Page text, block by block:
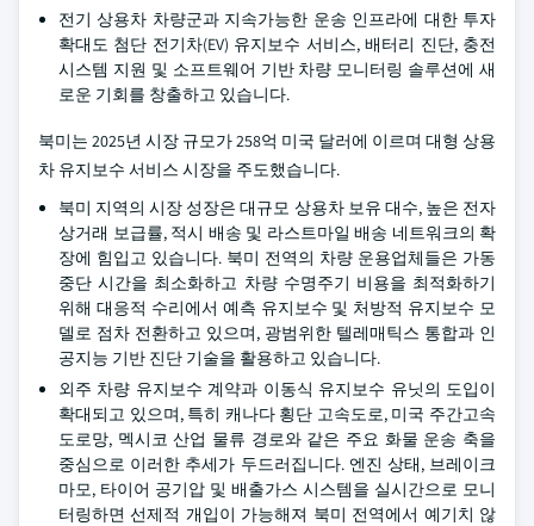
전기 상용차 차량군과 지속가능한 운송 인프라에 대한 투자
확대도 첨단 전기차(EV) 유지보수 서비스, 배터리 진단, 충전
시스템 지원 및 소프트웨어 기반 차량 모니터링 솔루션에 새
로운 기회를 창출하고 있습니다.
북미는 2025년 시장 규모가 258억 미국 달러에 이르며 대형 상용
차 유지보수 서비스 시장을 주도했습니다.
북미 지역의 시장 성장은 대규모 상용차 보유 대수, 높은 전자
상거래 보급률, 적시 배송 및 라스트마일 배송 네트워크의 확
장에 힘입고 있습니다. 북미 전역의 차량 운용업체들은 가동
중단 시간을 최소화하고 차량 수명주기 비용을 최적화하기
위해 대응적 수리에서 예측 유지보수 및 처방적 유지보수 모
델로 점차 전환하고 있으며, 광범위한 텔레매틱스 통합과 인
공지능 기반 진단 기술을 활용하고 있습니다.
외주 차량 유지보수 계약과 이동식 유지보수 유닛의 도입이
확대되고 있으며, 특히 캐나다 횡단 고속도로, 미국 주간고속
도로망, 멕시코 산업 물류 경로와 같은 주요 화물 운송 축을
중심으로 이러한 추세가 두드러집니다. 엔진 상태, 브레이크
마모, 타이어 공기압 및 배출가스 시스템을 실시간으로 모니
터링하면 선제적 개입이 가능해져 북미 전역에서 예기치 않